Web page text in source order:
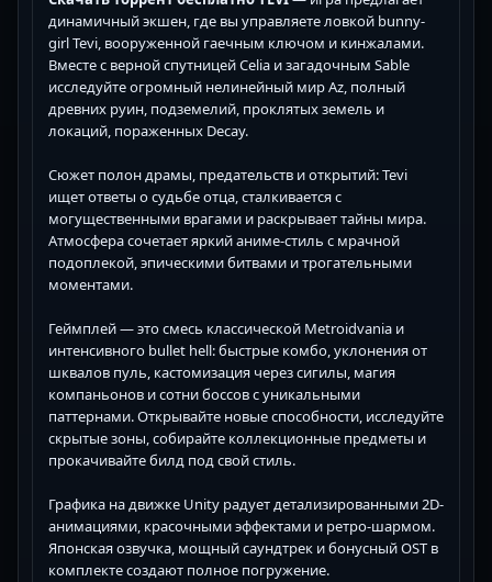
динамичный экшен, где вы управляете ловкой bunny-
girl Tevi, вооруженной гаечным ключом и кинжалами.
Вместе с верной спутницей Celia и загадочным Sable
исследуйте огромный нелинейный мир Az, полный
древних руин, подземелий, проклятых земель и
локаций, пораженных Decay.
Сюжет полон драмы, предательств и открытий: Tevi
ищет ответы о судьбе отца, сталкивается с
могущественными врагами и раскрывает тайны мира.
Атмосфера сочетает яркий аниме-стиль с мрачной
подоплекой, эпическими битвами и трогательными
моментами.
Геймплей — это смесь классической Metroidvania и
интенсивного bullet hell: быстрые комбо, уклонения от
шквалов пуль, кастомизация через сигилы, магия
компаньонов и сотни боссов с уникальными
паттернами. Открывайте новые способности, исследуйте
скрытые зоны, собирайте коллекционные предметы и
прокачивайте билд под свой стиль.
Графика на движке Unity радует детализированными 2D-
анимациями, красочными эффектами и ретро-шармом.
Японская озвучка, мощный саундтрек и бонусный OST в
комплекте создают полное погружение.